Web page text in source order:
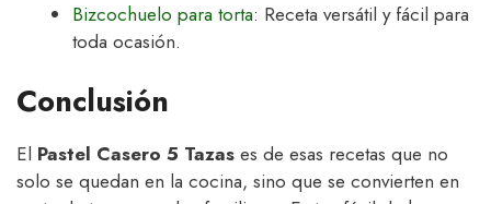
Bizcochuelo para torta: Receta versátil y fácil para
toda ocasión.
Conclusión
El Pastel Casero 5 Tazas es de esas recetas que no
solo se quedan en la cocina, sino que se convierten en